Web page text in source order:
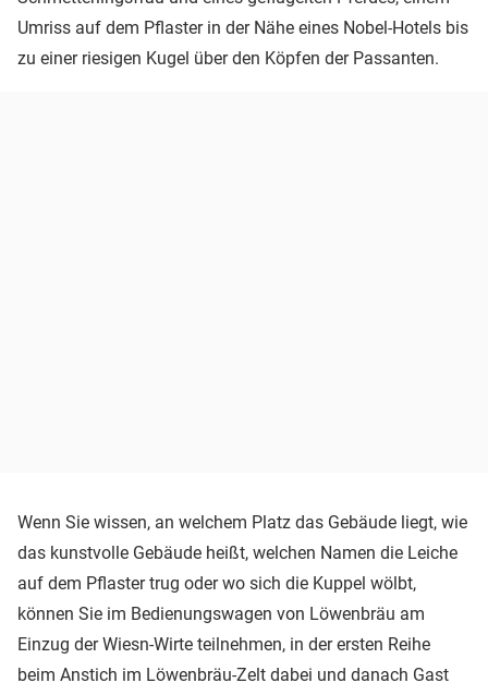
Umriss auf dem Pflaster in der Nähe eines Nobel-Hotels bis
zu einer riesigen Kugel über den Köpfen der Passanten.
Wenn Sie wissen, an welchem Platz das Gebäude liegt, wie
das kunstvolle Gebäude heißt, welchen Namen die Leiche
auf dem Pflaster trug oder wo sich die Kuppel wölbt,
können Sie im Bedienungswagen von Löwenbräu am
Einzug der Wiesn-Wirte teilnehmen, in der ersten Reihe
beim Anstich im Löwenbräu-Zelt dabei und danach Gast